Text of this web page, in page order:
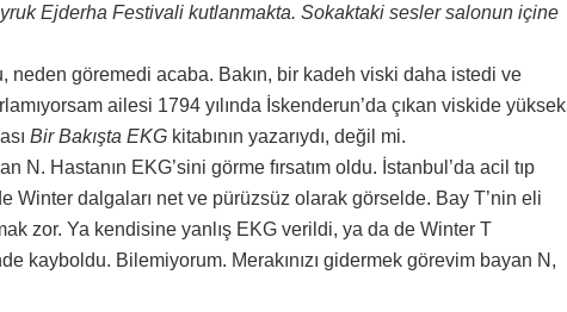
Ejderha Festivali kutlanmakta. Sokaktaki sesler salonun içine
göremedi acaba. Bakın, bir kadeh viski daha istedi ve
ailesi 1794 yılında İskenderun’da çıkan viskide yüksek
Bir Bakışta EKG kitabının yazarıydı, değil mi.
Hastanın EKG’sini görme fırsatım oldu. İstanbul’da acil tıp
Winter dalgaları net ve pürüzsüz olarak görselde. Bay T’nin eli
zor. Ya kendisine yanlış EKG verildi, ya da de Winter T
kayboldu. Bilemiyorum. Merakınızı gidermek görevim bayan N,